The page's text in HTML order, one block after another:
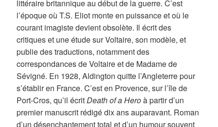
littéraire britannique au début de la guerre. C’est
l’époque où T.S. Eliot monte en puissance et où le
courant imagiste devient obsolète. Il écrit des
critiques et une étude sur Voltaire, son modèle, et
publie des traductions, notamment des
correspondances de Voltaire et de Madame de
Sévigné. En 1928, Aldington quitte l’Angleterre pour
s’établir en France. C’est en Provence, sur l’île de
Port-Cros, qu’il écritDeath of a Heroà partir d’un
premier manuscrit rédigé dix ans auparavant. Roman
d’un désenchantement total et d’un humour souvent